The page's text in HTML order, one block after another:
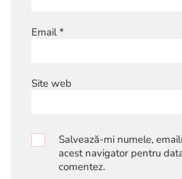
Email*
Site web
Salvează-mi numele,
acest navigator pentru
comentez.